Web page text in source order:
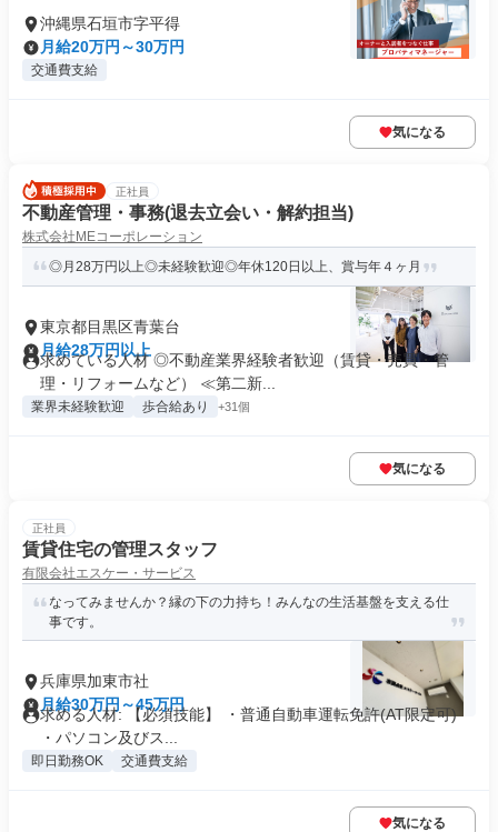
沖縄県石垣市字平得
月給20万円～30万円
交通費支給
気になる
正社員
不動産管理・事務(退去立会い・解約担当)
株式会社MEコーポレーション
◎月28万円以上◎未経験歓迎◎年休120日以上、賞与年４ヶ月
東京都目黒区青葉台
月給28万円以上
求めている人材 ◎不動産業界経験者歓迎（賃貸・売買・管
理・リフォームなど） ≪第二新...
業界未経験歓迎 歩合給あり +31個
気になる
正社員
賃貸住宅の管理スタッフ
有限会社エスケー・サービス
なってみませんか？縁の下の力持ち！みんなの生活基盤を支える仕
事です。
兵庫県加東市社
月給30万円～45万円
求める人材: 【必須技能】 ・普通自動車運転免許(AT限定可)
・パソコン及びス...
即日勤務OK 交通費支給
気になる